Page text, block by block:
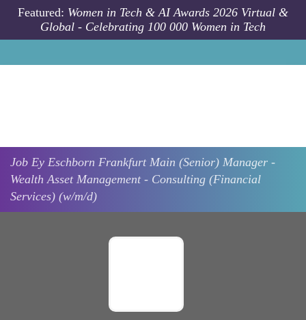
Skip to main content
Featured: Women in Tech & AI Awards 2026 Virtual &
Global - Celebrating 100 000 Women in Tech
Job Ey Eschborn Frankfurt Main (Senior) Manager -
Wealth Asset Management - Consulting (Financial
Services) (w/m/d)